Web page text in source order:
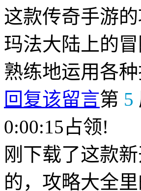
这款传奇手游
玛法大陆上的
熟练地运用各
回复该留言第 5
0:00:15占领!
刚下载了这款
的，攻略大全